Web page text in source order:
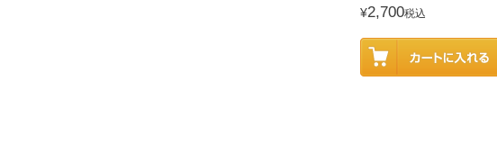
¥2,700税込